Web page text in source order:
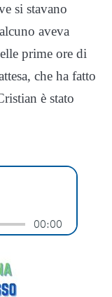
si stavano
aveva
prime ore di
che ha fatto
è stato